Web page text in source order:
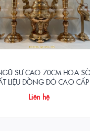
SỰ CAO 70CM HOA
LIỆU ĐỒNG ĐỎ CAO CẤP
Liên hệ